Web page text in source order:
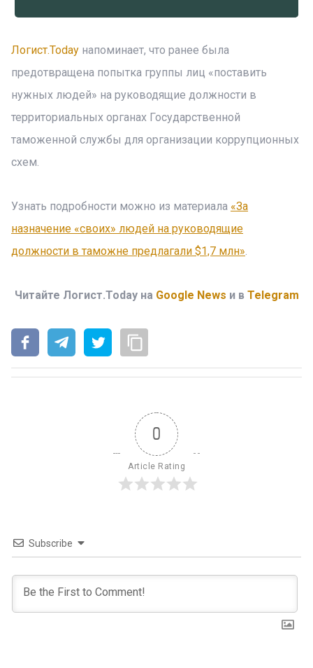
Логист.Today напоминает, что ранее была
предотвращена попытка группы лиц «поставить
нужных людей» на руководящие должности в
территориальных органах Государственной
таможенной службы для организации коррупционных
схем.
Узнать подробности можно из материала «За
назначение «своих» людей на руководящие
должности в таможне предлагали $1,7 млн».
Читайте Логист.Today на Google News и в Telegram
0
Article Rating
Subscribe